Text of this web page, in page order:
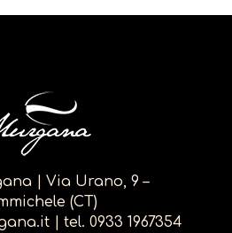
| Via Urano, 9 –
(CT)
| tel. 0933 1967354